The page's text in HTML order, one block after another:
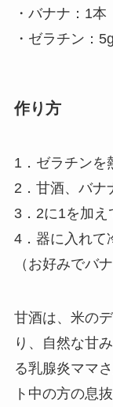
・バナナ：1本
・ゼラチン：5g
作り方
1．ゼラチンを
2．甘酒、バナ
3．2に1を加え
4．器に入れて
（お好みでバ
甘酒は、米の
り、自然な甘
る乳腺炎ママ
ト中の方の息